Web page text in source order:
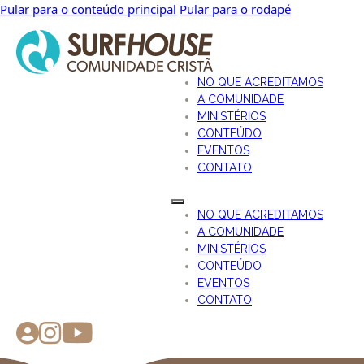
Pular para o conteúdo principal Pular para o rodapé
NO QUE ACREDITAMOS
A COMUNIDADE
MINISTÉRIOS
CONTEÚDO
EVENTOS
CONTATO
NO QUE ACREDITAMOS
A COMUNIDADE
MINISTÉRIOS
CONTEÚDO
EVENTOS
CONTATO